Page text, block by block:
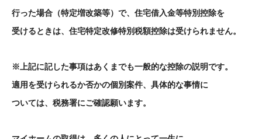
行った場合（特定増改築等）で、住宅借入金等特別控除を
受けるときは、住宅特定改修特別税額控除は受けられません。
※上記に記した事項はあくまでも一般的な控除の説明です。
適用を受けられるか否かの個別案件、具体的な事情に
ついては、税務署にご確認願います。